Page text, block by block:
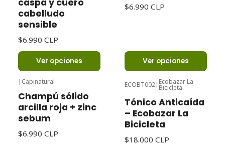
cabelludo
sensible
$6.990 CLP
Ver opciones
$6.990 CLP
Ver opciones
| Capinatural
Champú sólido
arcilla roja + zinc
sebum
$6.990 CLP
ECOBT002| Ecobazar La
Bicicleta
Tónico Anticaída
– Ecobazar La
Bicicleta
$18.000 CLP